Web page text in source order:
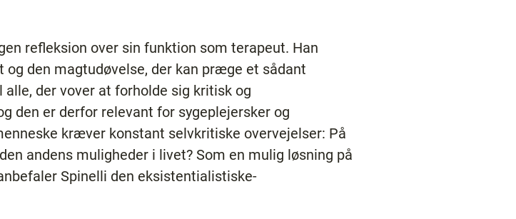
refleksion over sin funktion som terapeut. Han
den magtudøvelse, der kan præge et sådant
der vover at forholde sig kritisk og
den er derfor relevant for sygeplejersker og
kræver konstant selvkritiske overvejelser: På
andens muligheder i livet? Som en mulig løsning på
Spinelli den eksistentialistiske-